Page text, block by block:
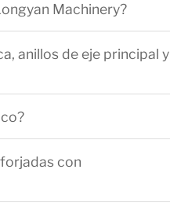
Machinery?
anillos de eje principal y
con